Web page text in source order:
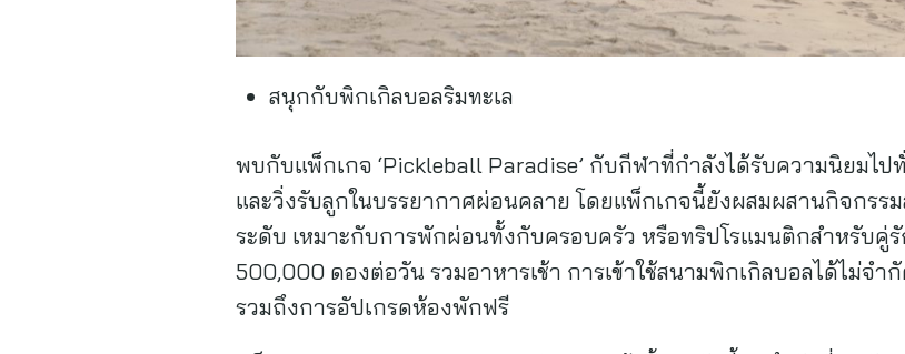
สนุกกับพิกเกิลบอลริมทะเล
พบกับแพ็กเกจ ‘Pickleball Paradise’ กับกีฬาที่กำลังได้รับความนิยมไ
และวิ่งรับลูกในบรรยากาศผ่อนคลาย โดยแพ็กเกจนี้ยังผสมผสานกิจกร
ระดับ เหมาะกับการพักผ่อนทั้งกับครอบครัว หรือทริปโรแมนติกสำหรับคู่
500,000 ดองต่อวัน รวมอาหารเช้า การเข้าใช้สนามพิกเกิลบอลได้ไม่จำ
รวมถึงการอัปเกรดห้องพักฟรี